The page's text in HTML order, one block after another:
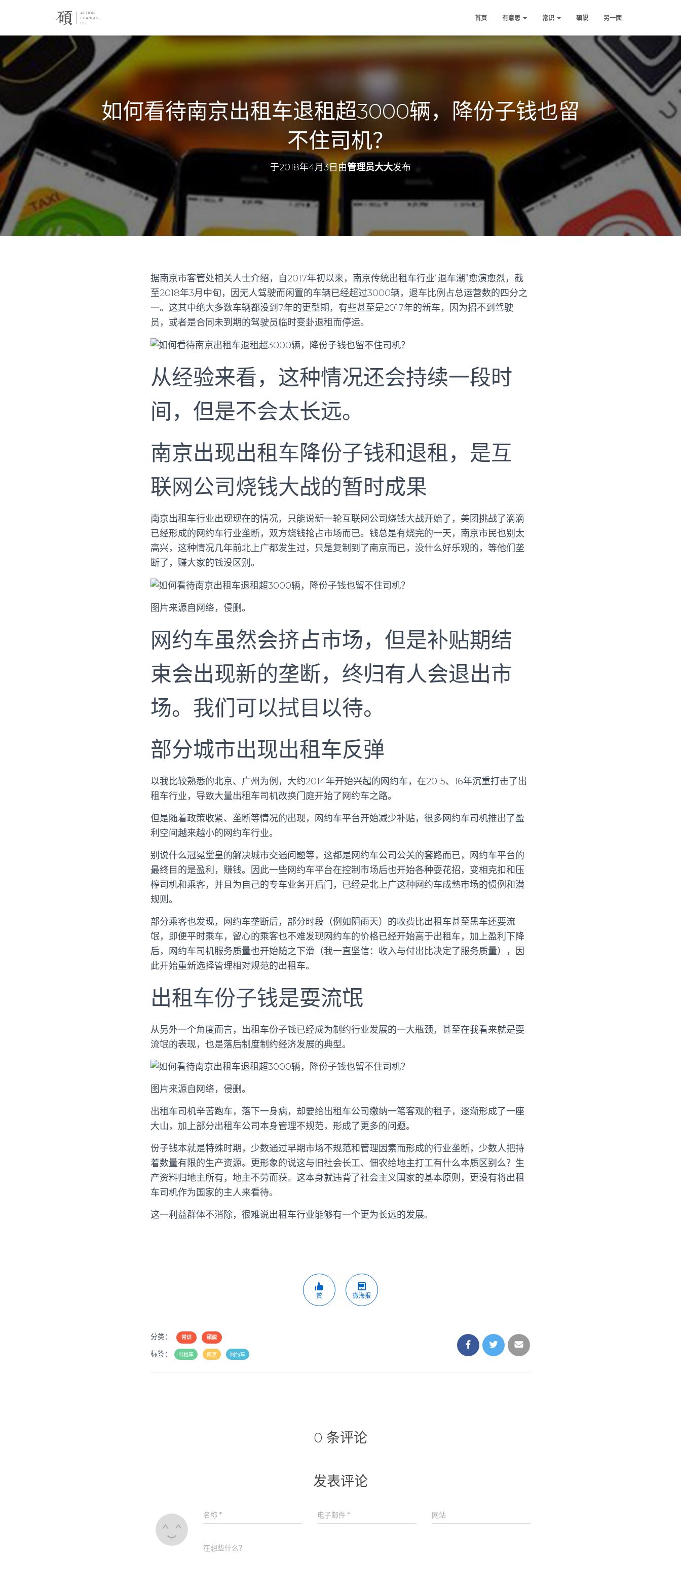
首页 有意思 常识 碩説 另一面
如何看待南京出租车退租超3000辆，降份子钱也留
不住司机？
于2018年4月3日 由管理员大大发布
据南京市客管处相关人士介绍，自2017年初以来，南京传统出租车行业“退车潮”愈演愈烈，截
至2018年3月中旬，因无人驾驶而闲置的车辆已经超过3000辆，退车比例占总运营数的四分之
一。这其中绝大多数车辆都没到7年的更型期，有些甚至是2017年的新车，因为招不到驾驶
员，或者是合同未到期的驾驶员临时变卦退租而停运。
从经验来看，这种情况还会持续一段时
间，但是不会太长远。
南京出现出租车降份子钱和退租，是互
联网公司烧钱大战的暂时成果
南京出租车行业出现现在的情况，只能说新一轮互联网公司烧钱大战开始了，美团挑战了滴滴
已经形成的网约车行业垄断，双方烧钱抢占市场而已。钱总是有烧完的一天，南京市民也别太
高兴，这种情况几年前北上广都发生过，只是复制到了南京而已，没什么好乐观的，等他们垄
断了，赚大家的钱没区别。
图片来源自网络，侵删。
网约车虽然会挤占市场，但是补贴期结
束会出现新的垄断，终归有人会退出市
场。我们可以拭目以待。
部分城市出现出租车反弹
以我比较熟悉的北京、广州为例，大约2014年开始兴起的网约车，在2015、16年沉重打击了出
租车行业，导致大量出租车司机改换门庭开始了网约车之路。
但是随着政策收紧、垄断等情况的出现，网约车平台开始减少补贴，很多网约车司机推出了盈
利空间越来越小的网约车行业。
别说什么冠冕堂皇的解决城市交通问题等，这都是网约车公司公关的套路而已，网约车平台的
最终目的是盈利，赚钱。因此一些网约车平台在控制市场后也开始各种耍花招，变相克扣和压
榨司机和乘客，并且为自己的专车业务开后门，已经是北上广这种网约车成熟市场的惯例和潜
规则。
部分乘客也发现，网约车垄断后，部分时段（例如阴雨天）的收费比出租车甚至黑车还要流
氓，即便平时乘车，留心的乘客也不难发现网约车的价格已经开始高于出租车，加上盈利下降
后，网约车司机服务质量也开始随之下滑（我一直坚信：收入与付出比决定了服务质量），因
此开始重新选择管理相对规范的出租车。
出租车份子钱是耍流氓
从另外一个角度而言，出租车份子钱已经成为制约行业发展的一大瓶颈，甚至在我看来就是耍
流氓的表现，也是落后制度制约经济发展的典型。
图片来源自网络，侵删。
出租车司机辛苦跑车，落下一身病，却要给出租车公司缴纳一笔客观的租子，逐渐形成了一座
大山，加上部分出租车公司本身管理不规范，形成了更多的问题。
份子钱本就是特殊时期，少数通过早期市场不规范和管理因素而形成的行业垄断，少数人把持
着数量有限的生产资源。更形象的说这与旧社会长工、佃农给地主打工有什么本质区别么？生
产资料归地主所有，地主不劳而获。这本身就违背了社会主义国家的基本原则，更没有将出租
车司机作为国家的主人来看待。
这一利益群体不消除，很难说出租车行业能够有一个更为长远的发展。
赞 微海报
分类： 常识 碩説
标签： 出租车 南京 网约车
0 条评论
发表评论
名称 * 电子邮件* 网站
在想些什么？